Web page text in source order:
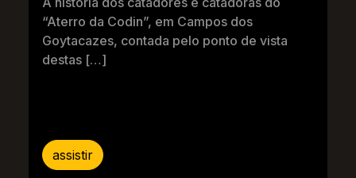
“Aterro da Codin”, em Campos dos
Goytacazes, contada pelo ponto de vista
destas […]
assistir